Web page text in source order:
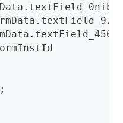
.
.
.
;